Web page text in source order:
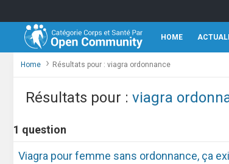
HOME
Home Résultats pour : viagra ordonnance
Résultats pour : viagra
1 question
Viagra pour femme sans ordonnance, ça